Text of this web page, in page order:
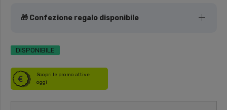
🎁 Confezione regalo disponibile
DISPONIBILE
Scopri le promo attive
oggi